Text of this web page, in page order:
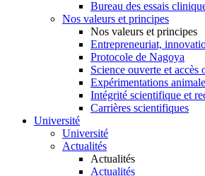
Bureau des essais
Nos valeurs et principes
Nos valeurs et principes
Entrepreneuriat,
Protocole de Nagoya
Science ouverte et accès
Expérimentations
Intégrité scientifique et
Carrières scientifiques
Université
Université
Actualités
Actualités
Actualités